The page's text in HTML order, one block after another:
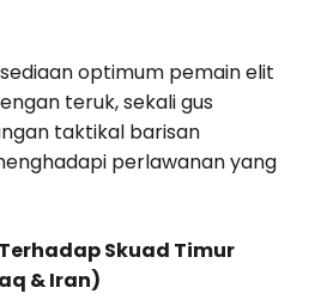
optimum pemain elit
teruk, sekali gus
taktikal barisan
perlawanan yang
Skuad Timur
& Iran)